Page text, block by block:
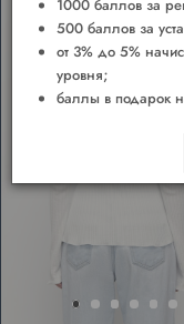
1000 баллов за
500 баллов за
от 3% до 5%
уровня;
баллы в подарок